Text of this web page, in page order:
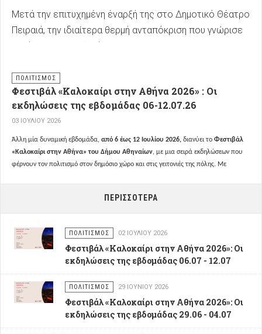
Μετά την επιτυχημένη έναρξή της στο Δημοτικό Θέατρο
Πειραιά, την ιδιαίτερα θερμή ανταπόκριση που γνώρισε
κατά την παρουσίασή της στο Knossos Palace της
σύγχρονης τέχνης και ποίησης ταξίδεψε πάνω σε εν
λειτουργία επιβατηγό πλοίο-, και την παρουσίασή της
στο Μουσείο Εικαστικών Τεχνών Ηρακλείου, η
πολιτιστική και περιβαλλοντική πρωτοβουλία
«ΘΑΛΑΤΤΑ, ΘΑΛΑΤΤΑ!!»συνεχίζει το ταξίδι της στην
Αθήνα.
ΠΟΛΙΤΙΣΜΌΣ
Φεστιβάλ «Καλοκαίρι στην Αθήνα 2026» : Οι
εκδηλώσεις της εβδομάδας 06-12.07.26
03 ΙΟΥΛΊΟΥ 2026
Άλλη μία δυναμική εβδομάδα, από 6 έως 12 Ιουλίου 2026, διανύει το Φεστιβάλ
«Καλοκαίρι στην Αθήνα» του Δήμου Αθηναίων, με μια σειρά εκδηλώσεων που
φέρνουν τον πολιτισμό στον δημόσιο χώρο και στις γειτονιές της πόλης. Με
μεταμορφώνει, έως τις 20 Ιουλίου 2026, 50 σημεία στις 7
Δημοτικές Κοινότητες σε μια καλοκαιρινή ανοιχτή σκηνή, έναν κοινό χώρο
συνάντησης, έμπνευσης και συμμετοχής καλλιτεχνών, κατοίκων και επισκεπτών της
Αθήνας.
ΠΕΡΙΣΣΌΤΕΡΑ
ΠΟΛΙΤΙΣΜΌΣ 02 ΙΟΥΛΊΟΥ 2026
Φεστιβάλ «Καλοκαίρι στην Αθήνα 2026»: Οι
εκδηλώσεις της εβδομάδας 06.07 - 12.07
ΠΟΛΙΤΙΣΜΌΣ 29 ΙΟΥΝΊΟΥ 2026
Φεστιβάλ «Καλοκαίρι στην Αθήνα 2026»: Οι
εκδηλώσεις της εβδομάδας 29.06 - 04.07